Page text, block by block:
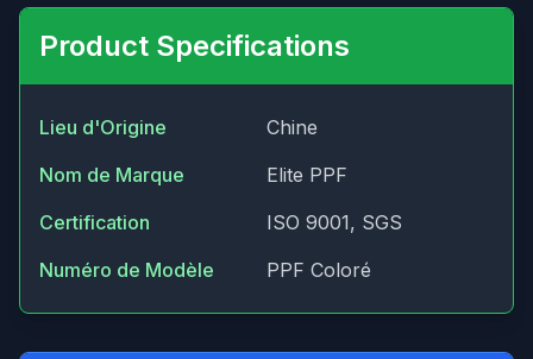
Product Specifications
Lieu d'Origine
Chine
Nom de Marque
Elite PPF
Certification
ISO 9001, SGS
Numéro de Modèle
PPF Coloré